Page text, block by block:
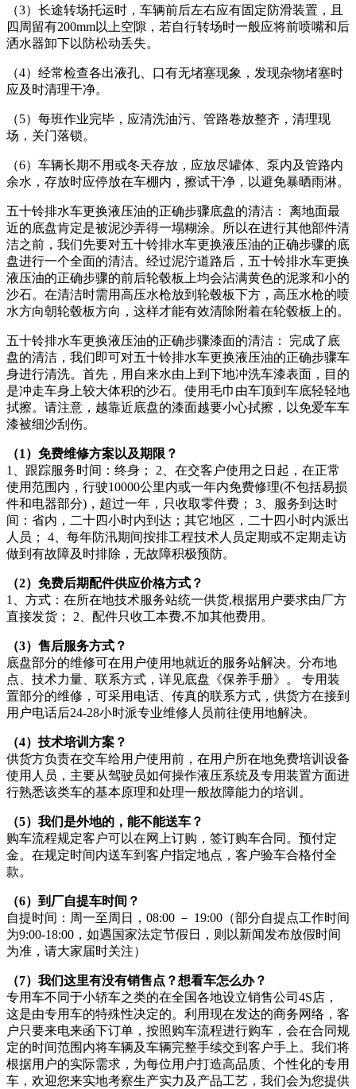
（3）长途转场托运时，车辆前后左右应有固定防滑装置，且
四周留有200mm以上空隙，若自行转场时一般应将前喷嘴和后
洒水器卸下以防松动丢失。
（4）经常检查各出液孔、口有无堵塞现象，发现杂物堵塞时
应及时清理干净。
（5）每班作业完毕，应清洗油污、管路卷放整齐，清理现
场，关门落锁。
（6）车辆长期不用或冬天存放，应放尽罐体、泵内及管路内
余水，存放时应停放在车棚内，擦试干净，以避免暴晒雨淋。
五十铃排水车更换液压油的正确步骤底盘的清洁： 离地面最
近的底盘肯定是被泥沙弄得一塌糊涂。所以在进行其他部件清
洁之前，我们先要对五十铃排水车更换液压油的正确步骤的底
盘进行一个全面的清洁。经过泥泞道路后，五十铃排水车更换
液压油的正确步骤的前后轮毂板上均会沾满黄色的泥浆和小的
沙石。在清洁时需用高压水枪放到轮毂板下方，高压水枪的喷
水方向朝轮毂板方向，这样才能有效清除附着在轮毂板上的。
五十铃排水车更换液压油的正确步骤漆面的清洁： 完成了底
盘的清洁，我们即可对五十铃排水车更换液压油的正确步骤车
身进行清洗。首先，用自来水由上到下地冲洗车漆表面，目的
是冲走车身上较大体积的沙石。使用毛巾由车顶到车底轻轻地
拭擦。请注意，越靠近底盘的漆面越要小心拭擦，以免爱车车
漆被细沙刮伤。
（1）免费维修方案以及期限？
1、跟踪服务时间：终身； 2、在交客户使用之日起，在正常
使用范围内，行驶10000公里内或一年内免费修理(不包括易损
件和电器部分)，超过一年，只收取零件费； 3、服务到达时
间：省内，二十四小时内到达；其它地区，二十四小时内派出
人员； 4、每年防汛期间按排工程技术人员定期或不定期走访
做到有故障及时排除，无故障积极预防。
（2）免费后期配件供应价格方式？
1、方式：在所在地技术服务站统一供货,根据用户要求由厂方
直接发货； 2、配件只收工本费,不加其他费用。
（3）售后服务方式？
底盘部分的维修可在用户使用地就近的服务站解决。分布地
点、技术力量、联系方式，详见底盘《保养手册》。 专用装
置部分的维修，可采用电话、传真的联系方式，供货方在接到
用户电话后24-28小时派专业维修人员前往使用地解决。
（4）技术培训方案？
供货方负责在交车给用户使用前，在用户所在地免费培训设备
使用人员，主要从驾驶员如何操作液压系统及专用装置方面进
行熟悉该类车的基本原理和处理一般故障能力的培训。
（5）我们是外地的，能不能送车？
购车流程规定客户可以在网上订购，签订购车合同。预付定
金。在规定时间内送车到客户指定地点，客户验车合格付全
款。
（6）到厂自提车时间？
自提时间：周一至周日，08:00 － 19:00（部分自提点工作时间
为9:00-18:00，如遇国家法定节假日，则以新闻发布放假时间
为准，请大家届时关注）
（7）我们这里有没有销售点？想看车怎么办？
专用车不同于小轿车之类的在全国各地设立销售公司4S店，
这是由专用车的特殊性决定的。利用现在发达的商务网络，客
户只要来电来函下订单，按照购车流程进行购车，会在合同规
定的时间范围内将车辆及车辆完整手续交到客户手上。我们将
根据用户的实际需求，为每位用户打造高品质、个性化的专用
车，欢迎您来实地考察生产实力及产品工艺，我们会为您提供